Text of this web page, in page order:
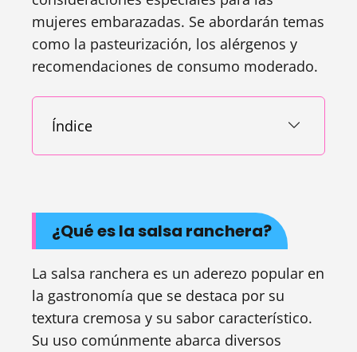
mujeres embarazadas. Se abordarán temas
como la pasteurización, los alérgenos y
recomendaciones de consumo moderado.
Índice
¿Qué es la salsa ranchera?
La salsa ranchera es un aderezo popular en
la gastronomía que se destaca por su
textura cremosa y su sabor característico.
Su uso comúnmente abarca diversos